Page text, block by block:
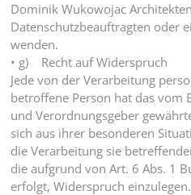
Dominik Wukowojac
Datenschutzbeauftragten oder
wenden.
• g) Recht auf Widerspruch
Jede von der Verarbeitung
betroffene Person hat das vom
und Verordnungsgeber
sich aus ihrer besonderen
die Verarbeitung sie
die aufgrund von Art. 6 Abs. 1
erfolgt, Widerspruch